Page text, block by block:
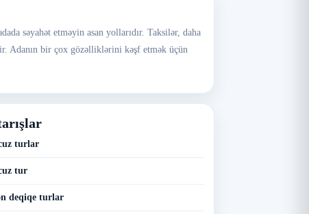
səyahət etməyin asan yollarıdır. Taksilər, daha
Adanın bir çox gözəlliklərini kəşf etmək üçün
turlar
tur
deqiqe turlar